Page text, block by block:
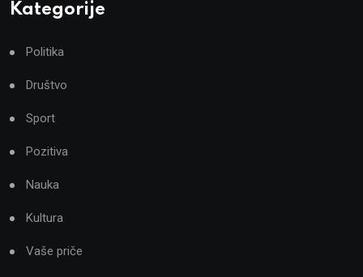
Kategorije
Politika
Društvo
Sport
Pozitiva
Nauka
Kultura
Vaše priče